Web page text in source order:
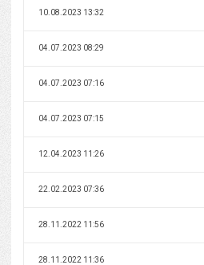
10.08.2023 13:32
04.07.2023 08:29
04.07.2023 07:16
04.07.2023 07:15
12.04.2023 11:26
22.02.2023 07:36
28.11.2022 11:56
28.11.2022 11:36